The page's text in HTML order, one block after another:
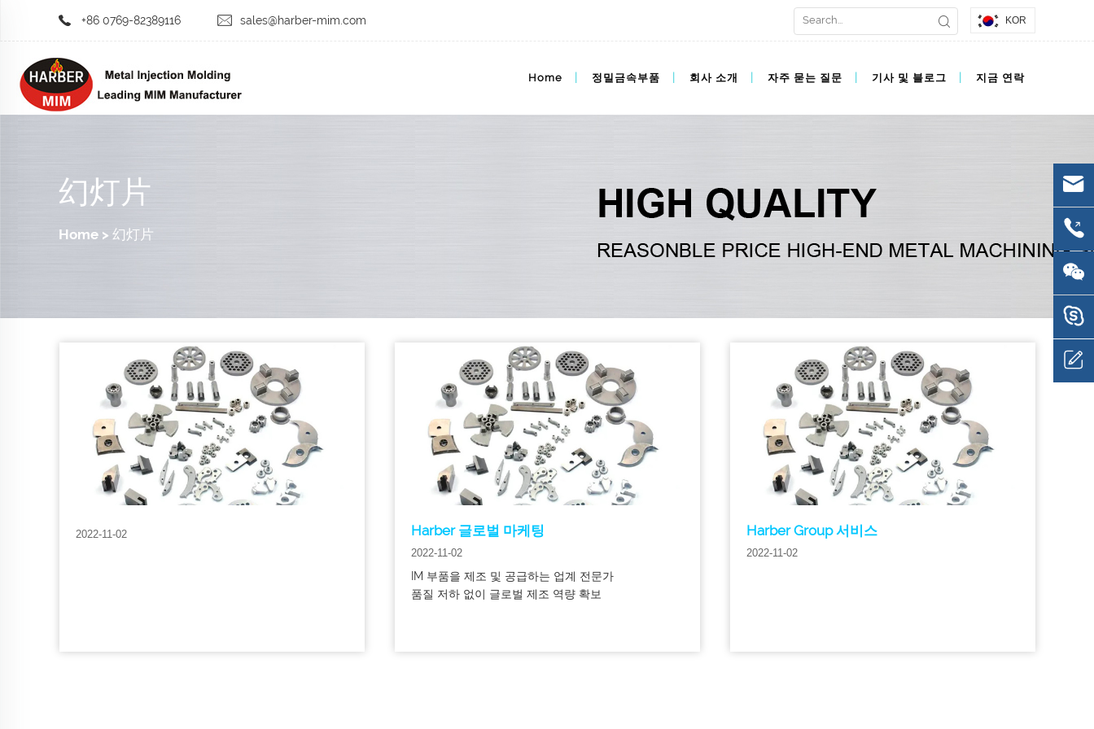
+86 0769-82389116 sales@harber-mim.com KOR
Home 정밀금속부품 회사 소개 자주 묻는 질문 기사 및 블로그 지금 연락
幻灯片
Home > 幻灯片
2022-11-02 Harber 글로벌 마케팅
2022-11-02
IM 부품을 제조 및 공급하는 업계 전문가
품질 저하 없이 글로벌 제조 역량 확보
Harber Group 서비스
2022-11-02